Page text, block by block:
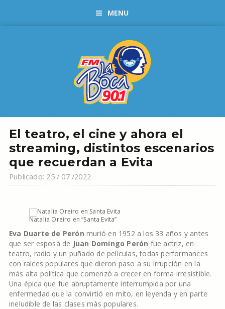
MENU
El teatro, el cine y ahora el
streaming, distintos escenarios
que recuerdan a Evita
Publicado: 25 / 07 /2022
Natalia Oreiro en “Santa Evita”
Eva Duarte de Perón murió en 1952 a los 33 años y antes
que ser esposa de Juan Domingo Perón fue actriz, en
teatro, radio y un puñado de películas, todas performances
con raíces populares que dieron paso a su irrupción en la
más alta política que comenzó a crecer en forma irresistible.
Una épica que fue abruptamente interrumpida por una
enfermedad que la convirtió en mito, en leyenda y en parte
ineludible de las clases más populares.